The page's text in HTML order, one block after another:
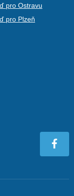
pro Ostravu
pro Plzeň